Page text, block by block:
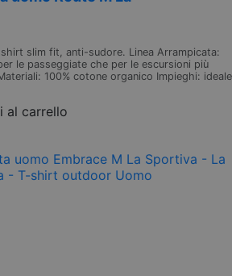
slim fit, anti-sudore. Linea Arrampicata:
le passeggiate che per le escursioni più
100% cotone organico Impieghi: ideale
al carrello